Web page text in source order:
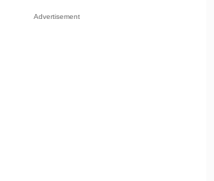
Advertisement